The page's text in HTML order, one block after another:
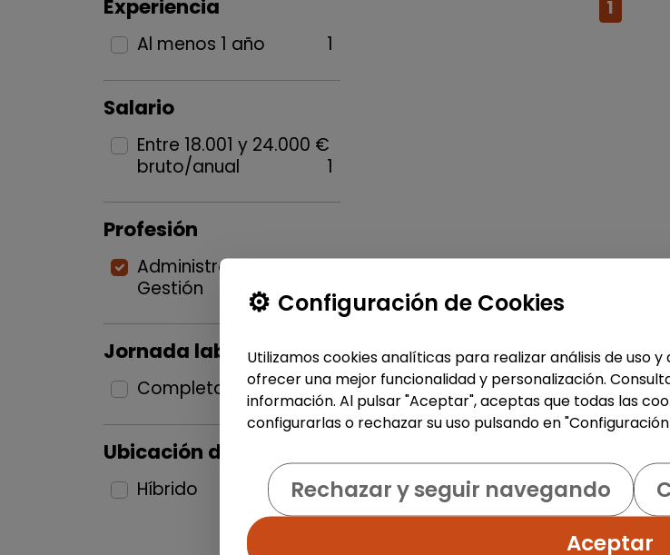
Experiencia
Al menos 1 año 1
Salario
Entre 18.001 y 24.000 €
bruto/anual
1
Profesión
Administración y
Gestión
1
Jornada laboral
Completa 1
Ubicación del puesto
Híbrido 1
1
Configuración de Cookies
Utilizamos cookies analíticas para realizar análisis de uso
ofrecer una mejor funcionalidad y personalización.
información. Al pulsar "Aceptar", aceptas que todas las
configurarlas o rechazar su uso pulsando en
Rechazar y seguir navegando
Aceptar